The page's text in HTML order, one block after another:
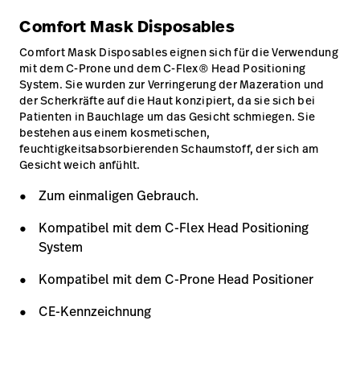
Comfort Mask Disposables
Comfort Mask Disposables eignen sich für die Verwendung
mit dem C-Prone und dem C-Flex® Head Positioning
System. Sie wurden zur Verringerung der Mazeration und
der Scherkräfte auf die Haut konzipiert, da sie sich bei
Patienten in Bauchlage um das Gesicht schmiegen. Sie
bestehen aus einem kosmetischen,
feuchtigkeitsabsorbierenden Schaumstoff, der sich am
Gesicht weich anfühlt.
Zum einmaligen Gebrauch.
Kompatibel mit dem C-Flex Head Positioning
System
Kompatibel mit dem C-Prone Head Positioner
CE-Kennzeichnung